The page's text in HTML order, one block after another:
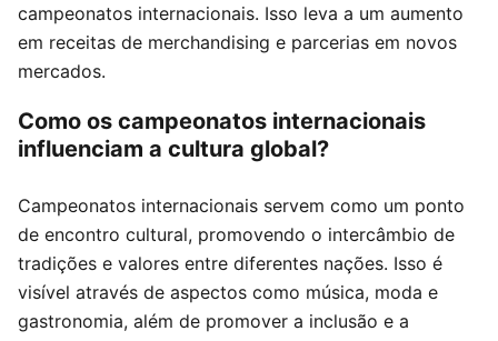
campeonatos internacionais. Isso leva a um aumento
em receitas de merchandising e parcerias em novos
mercados.
Como os campeonatos internacionais
influenciam a cultura global?
Campeonatos internacionais servem como um ponto
de encontro cultural, promovendo o intercâmbio de
tradições e valores entre diferentes nações. Isso é
visível através de aspectos como música, moda e
gastronomia, além de promover a inclusão e a